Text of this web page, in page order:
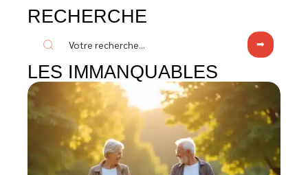
RECHERCHE
LES IMMANQUABLES